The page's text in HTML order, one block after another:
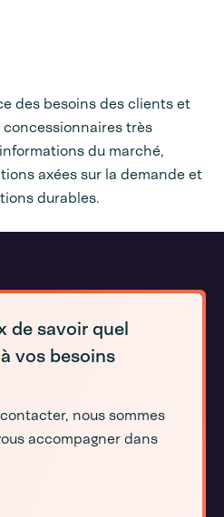
des besoins des clients et
très
du marché,
axées sur la demande et
durables.
de savoir quel
vos besoins
nous sommes
accompagner dans